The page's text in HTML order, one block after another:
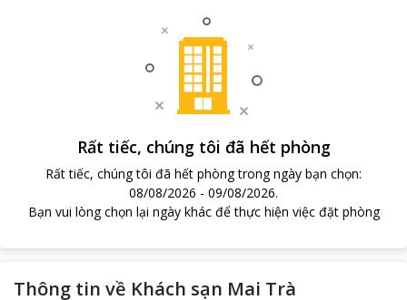
Rất tiếc, chúng tôi đã hết phòng
Rất tiếc, chúng tôi đã hết phòng trong ngày bạn chọn:
08/08/2026 - 09/08/2026.
Bạn vui lòng chọn lại ngày khác để thực hiện việc đặt phòng
Thông tin về Khách sạn Mai Trà